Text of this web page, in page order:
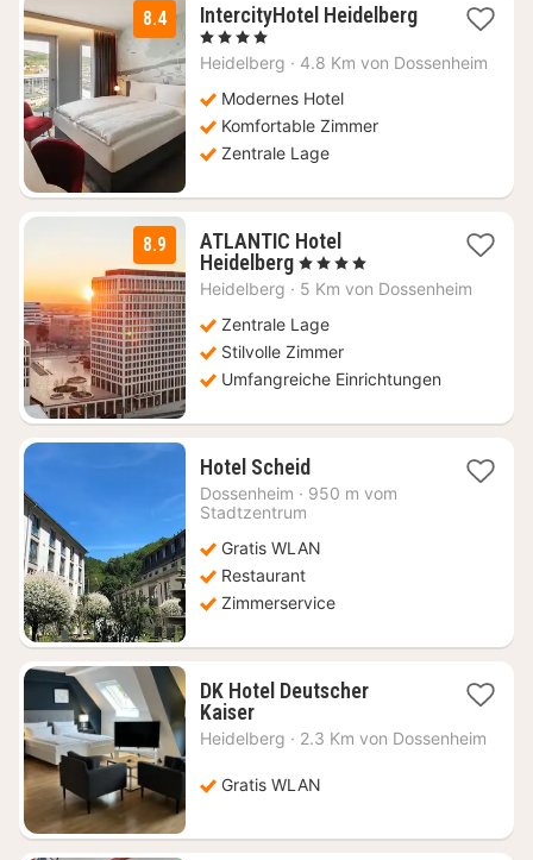
8.4 IntercityHotel Heidelberg1
ab
, 4 Sterne
Heidelberg · 4.8 Km von Dossenheim
Modernes Hotel
Komfortable Zimmer
Zentrale Lage
8.9
ATLANTIC Hotel
Heidelberg1
Nacht
134
€
, 4 Sterne
Heidelberg · 5 Km von Dossenheim
Zentrale Lage
Stilvolle Zimmer
Umfangreiche Einrichtungen
Hotel Scheid1
Nacht
€
Dossenheim · 950 m vom
Stadtzentrum
Gratis WLAN
Restaurant
Zimmerservice
DK Hotel Deutscher
Kaiser1
Nacht
98,10
€
Heidelberg · 2.3 Km von Dossenheim
Gratis WLAN